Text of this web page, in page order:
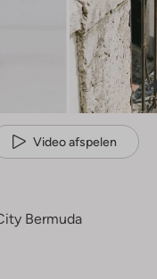
Video afspelen
Bermuda